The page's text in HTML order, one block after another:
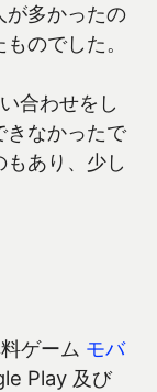
が多かったの
のでした。
合わせをし
きなかったで
あり、少し
ゲーム モバ
Play 及び